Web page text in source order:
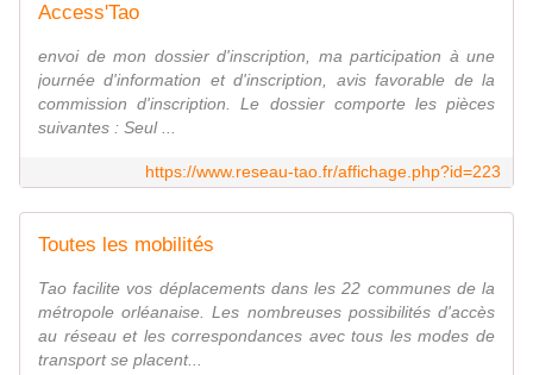
Access'Tao
envoi de mon dossier d'inscription, ma participation à une
journée d'information et d'inscription, avis favorable de la
commission d'inscription. Le dossier comporte les pièces
suivantes : Seul ...
https://www.reseau-tao.fr/affichage.php?id=223
Toutes les mobilités
Tao facilite vos déplacements dans les 22 communes de la
métropole orléanaise. Les nombreuses possibilités d'accès
au réseau et les correspondances avec tous les modes de
transport se placent...